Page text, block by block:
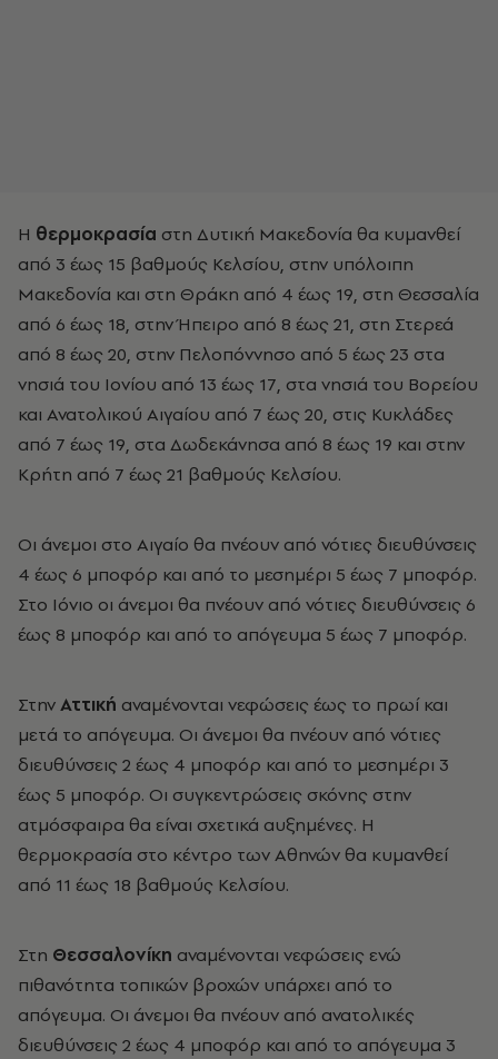
Η θερμοκρασία στη Δυτική Μακεδονία θα κυμανθεί
από 3 έως 15 βαθμούς Κελσίου, στην υπόλοιπη
Μακεδονία και στη Θράκη από 4 έως 19, στη Θεσσαλία
από 6 έως 18, στην Ήπειρο από 8 έως 21, στη Στερεά
από 8 έως 20, στην Πελοπόννησο από 5 έως 23 στα
νησιά του Ιονίου από 13 έως 17, στα νησιά του Βορείου
και Ανατολικού Αιγαίου από 7 έως 20, στις Κυκλάδες
από 7 έως 19, στα Δωδεκάνησα από 8 έως 19 και στην
Κρήτη από 7 έως 21 βαθμούς Κελσίου.
Οι άνεμοι στο Αιγαίο θα πνέουν από νότιες διευθύνσεις
4 έως 6 μποφόρ και από το μεσημέρι 5 έως 7 μποφόρ.
Στο Ιόνιο οι άνεμοι θα πνέουν από νότιες διευθύνσεις 6
έως 8 μποφόρ και από το απόγευμα 5 έως 7 μποφόρ.
ΣτηνΑττική αναμένονται νεφώσεις έως το πρωί και
μετά το απόγευμα. Οι άνεμοι θα πνέουν από νότιες
διευθύνσεις 2 έως 4 μποφόρ και από το μεσημέρι 3
έως 5 μποφόρ. Οι συγκεντρώσεις σκόνης στην
ατμόσφαιρα θα είναι σχετικά αυξημένες. Η
θερμοκρασία στο κέντρο των Αθηνών θα κυμανθεί
από 11 έως 18 βαθμούς Κελσίου.
Στη Θεσσαλονίκη αναμένονται νεφώσεις ενώ
πιθανότητα τοπικών βροχών υπάρχει από το
απόγευμα. Οι άνεμοι θα πνέουν από ανατολικές
διευθύνσεις 2 έως 4 μποφόρ και από το απόγευμα 3